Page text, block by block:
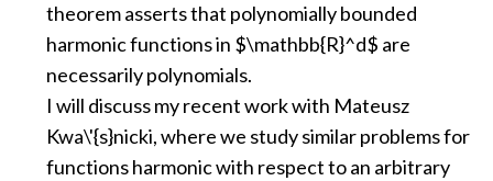
theorem asserts that polynomially bounded
harmonic functions in $\mathbb{R}^d$ are
necessarily polynomials.
I will discuss my recent work with Mateusz
Kwa\'{s}nicki, where we study similar problems for
functions harmonic with respect to an arbitrary